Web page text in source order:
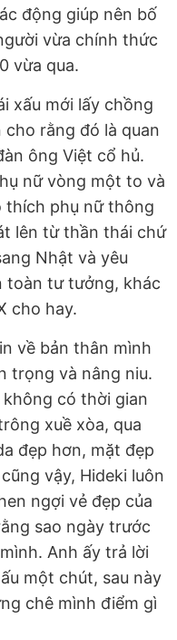
động giúp nên bố
vừa chính thức
vừa qua.
xấu mới lấy chồng
rằng đó là quan
ông Việt cổ hủ.
nữ vòng một to và
thích phụ nữ thông
lên từ thần thái chứ
Nhật và yêu
toàn tư tưởng, khác
cho hay.
về bản thân mình
trọng và nâng niu.
có thời gian
xuề xòa, qua
đẹp hơn, mặt đẹp
vậy, Hideki luôn
ngợi vẻ đẹp của
sao ngày trước
Anh ấy trả lời
một chút, sau này
chê mình điểm gì